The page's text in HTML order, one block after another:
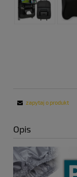
zapytaj o produkt
Opis